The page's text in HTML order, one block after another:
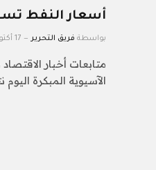
أسعار النفط تسجل 74.67 دولار لبرنت و70.84 دولار
بواسطة فريق التحرير 17 أكتوبر، 2024
متابعات أخبار
الآسيوية المبكرة